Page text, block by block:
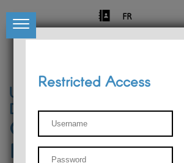
FR
University of Liège
Départment of Philosophy
Center for
Research
Restricted Access